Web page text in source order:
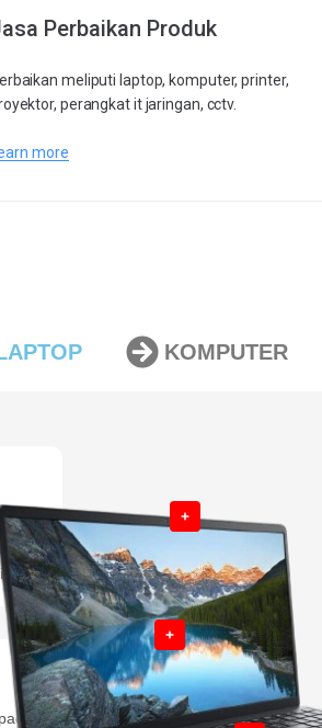
Perbaikan Produk
meliputi laptop, komputer, printer,
perangkat it jaringan, cctv.
more
KOMPUTER
Mati,